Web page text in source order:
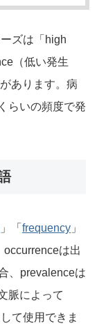
ズは「high
（低い発生
あります。病
らいの頻度で発
」「 frequency 」
occurrenceは出
、prevalenceは
脈によって
て使用できま